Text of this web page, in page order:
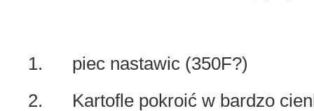
1. piec nastawic (350F?)
2. Kartofle pokroić w bardzo